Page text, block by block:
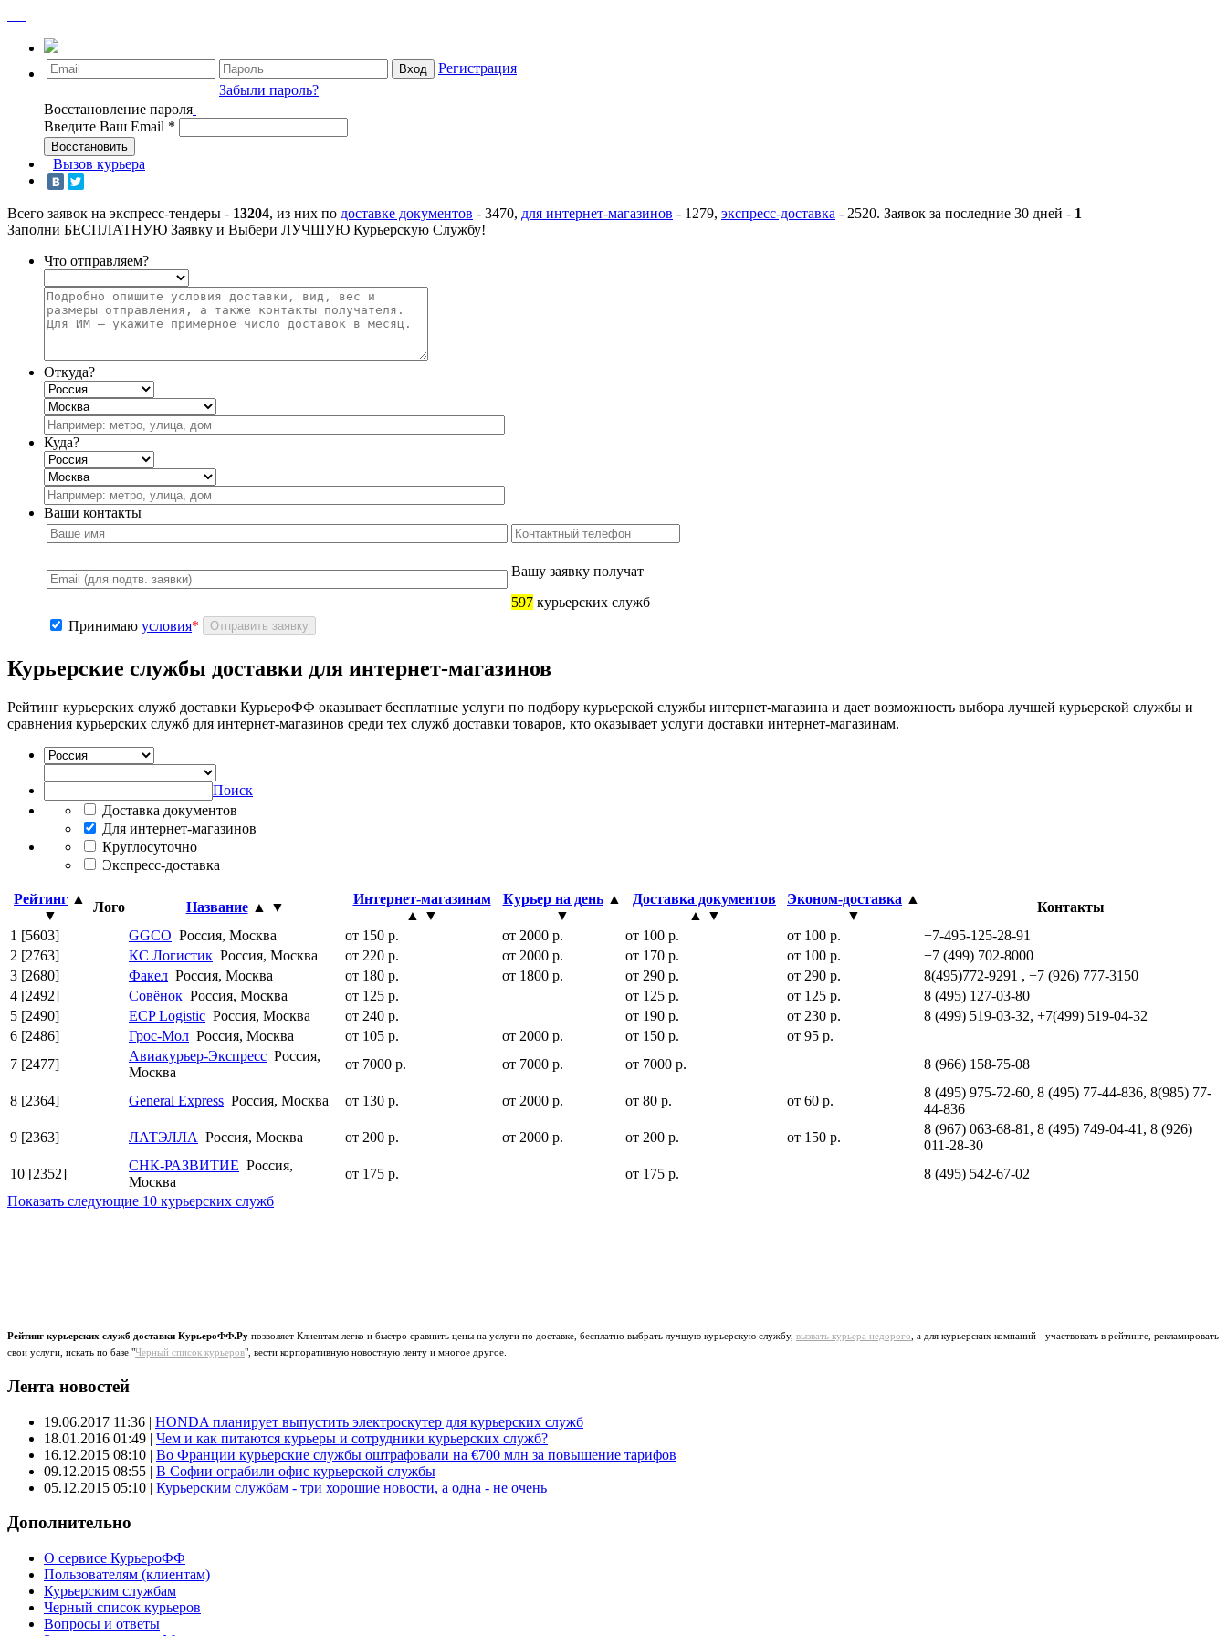
Регистрация
Забыли пароль?
Восстановление пароля
Введите Ваш Email *
Вызов курьера
Всего заявок на экспресс-тендеры - 13204, из них по доставке документов - 3470, для интернет-магазинов - 1279, экспресс-доставка - 2520. Заявок за последние 30 дней - 1
Заполни БЕСПЛАТНУЮ Заявку и Выбери ЛУЧШУЮ Курьерскую Службу!
Что отправляем?
Откуда?
Куда?
Ваши контакты
Вашу заявку получат
597 курьерских служб
Принимаю условия*
Курьерские службы доставки для интернет-магазинов
Рейтинг курьерских служб доставки КурьероФФ оказывает бесплатные услуги по подбору курьерской службы интернет-магазина и дает возможность выбора лучшей курьерской службы и
сравнения курьерских служб для интернет-магазинов среди тех служб доставки товаров, кто оказывает услуги доставки интернет-магазинам.
Поиск
Доставка документов
Для интернет-магазинов
Круглосуточно
Экспресс-доставка
Рейтинг ▲
▼
Лого Название ▲ ▼
Интернет-магазинам
▲
▼
Курьер на день ▲
▼
Доставка документов
▲
▼
Эконом-доставка ▲
▼
Контакты
1 [5603] GGCO Россия, Москва от 150 р. от 2000 р. от 100 р. от 100 р.
+7-495-125-28-91
2 [2763] КС Логистик Россия, Москва от 220 р. от 2000 р. от 170 р. от 100 р.
+7 (499) 702-8000
3 [2680] Факел Россия, Москва от 180 р. от 1800 р. от 290 р. от 290 р.
8(495)772-9291 , +7 (926) 777-3150
4 [2492] Совёнок Россия, Москва от 125 р. от 125 р. от 125 р.
8 (495) 127-03-80
5 [2490] ECP Logistic Россия, Москва от 240 р. от 190 р. от 230 р.
8 (499) 519-03-32, +7(499) 519-04-32
6 [2486] Грос-Мол Россия, Москва от 105 р. от 2000 р. от 150 р.
от 95 р.
7 [2477]
Авиакурьер-Экспресс Россия,
Москва
от 7000 р. от 7000 р. от 7000 р. 8 (966) 158-75-08
8 [2364] General Express Россия, Москва от 130 р. от 2000 р. от 80 р. от 60 р.
8 (495) 975-72-60, 8 (495) 77-44-836, 8(985) 77-
44-836
9 [2363] ЛАТЭЛЛА Россия, Москва от 200 р. от 2000 р. от 200 р. от 150 р.
8 (967) 063-68-81, 8 (495) 749-04-41, 8 (926)
011-28-30
10 [2352]
СНК-РАЗВИТИЕ Россия,
Москва
от 175 р. от 175 р.
8 (495) 542-67-02
Показать следующие 10 курьерских служб
Рейтинг курьерских служб доставки КурьероФФ.Ру позволяет Клиентам легко и быстро сравнить цены на услуги по доставке, бесплатно выбрать лучшую курьерскую службу, вызвать курьера недорого , а для курьерских компаний - участвовать в рейтинге, рекламировать
свои услуги, искать по базе "Черный список курьеров", вести корпоративную новостную ленту и многое другое.
Лента новостей
19.06.2017 11:36 | HONDA планирует выпустить электроскутер для курьерских служб
18.01.2016 01:49 | Чем и как питаются курьеры и сотрудники курьерских служб?
16.12.2015 08:10 | Во Франции курьерские службы оштрафовали на €700 млн за повышение тарифов
09.12.2015 08:55 | В Софии ограбили офис курьерской службы
05.12.2015 05:10 | Курьерским службам - три хорошие новости, а одна - не очень
Дополнительно
О сервисе КурьероФФ
Пользователям (клиентам)
Курьерским службам
Черный список курьеров
Вопросы и ответы